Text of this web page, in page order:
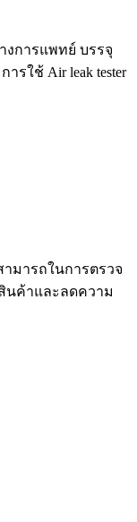
งการแพทย์ บรรจุ
รใช้ Air leak tester
มารถในการตรวจ
นค้าและลดความ